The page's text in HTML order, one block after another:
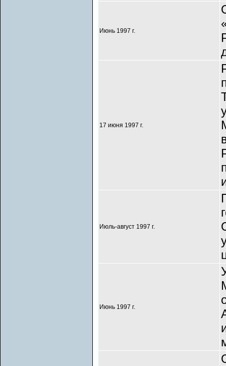
Июнь 1997 г.
17 июня 1997 г.
Июль-август 1997 г.
Июнь 1997 г.